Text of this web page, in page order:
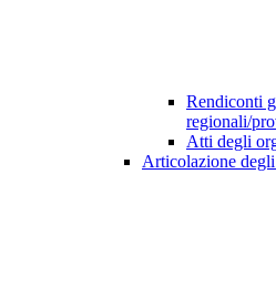
Rendiconti
regionali/
Atti degli
Articolazione